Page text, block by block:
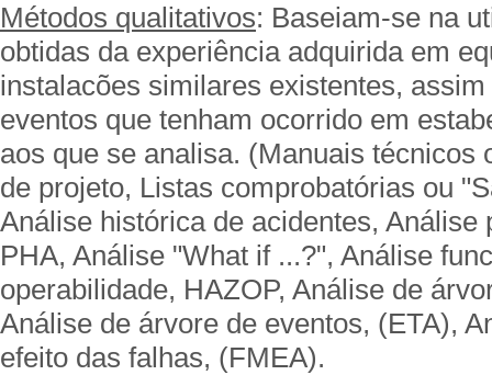
Métodos qualitativos: Baseiam-se na
obtidas da experiência adquirida em
instalacões similares existentes,
eventos que tenham ocorrido em
aos que se analisa. (Manuais técnicos
de projeto, Listas comprobatórias ou
Análise histórica de acidentes,
PHA, Análise "What if ...?", Análise
operabilidade, HAZOP, Análise de
Análise de árvore de eventos, (ETA),
efeito das falhas, (FMEA).